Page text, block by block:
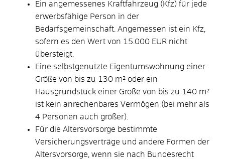
Ein angemessenes Kraftfahrzeug (Kfz) für jede
erwerbsfähige Person in der
Bedarfsgemeinschaft. Angemessen ist ein Kfz,
sofern es den Wert von 15.000 EUR nicht
übersteigt.
Eine selbstgenutzte Eigentumswohnung einer
Größe von bis zu 130 m² oder ein
Hausgrundstück einer Größe von bis zu 140 m²
ist kein anrechenbares Vermögen (bei mehr als
4 Personen auch größer).
Für die Altersvorsorge bestimmte
Versicherungsverträge und andere Formen der
Altersvorsorge, wenn sie nach Bundesrecht